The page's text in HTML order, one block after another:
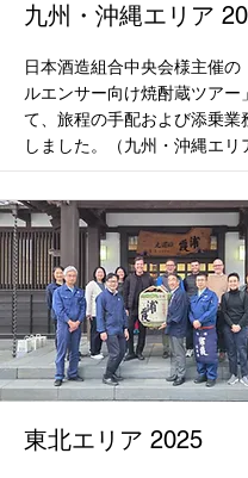
九州・沖縄エリア
日本酒造組合中央会様主催の
ルエンサー向け焼酎蔵ツアー
て、旅程の手配および添乗業
しました。（九州・沖縄エリ
東北エリア 2025